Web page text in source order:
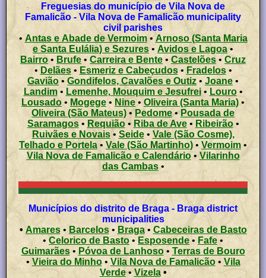
Freguesias do município de Vila Nova de
Famalicão - Vila Nova de Famalicão municipality
civil parishes
• Antas e Abade de Vermoim•Arnoso (Santa Maria
e Santa Eulália) e Sezures• Avidos e Lagoa•
Bairro• Brufe • Carreira e Bente •Castelões • Cruz
• Delães• Esmeriz e Cabeçudos • Fradelos•
Gavião •Gondifelos, Cavalões e Outiz • Joane•
Landim• Lemenhe, Mouquim e Jesufrei• Louro•
Lousado • Mogege • Nine • Oliveira (Santa Maria) •
Oliveira (São Mateus) •Pedome•Pousada de
Saramagos• Requião• Riba de Ave• Ribeirão•
Ruivães e Novais• Seide• Vale (São Cosme),
Telhado e Portela • Vale (São Martinho) • Vermoim •
Vila Nova de Famalicão e Calendário•Vilarinho
das Cambas•
Municípios do distrito de Braga - Braga district
municipalities
• Amares• Barcelos• Braga• Cabeceiras de Basto
•
Celorico de Basto • Esposende • Fafe •
Guimarães• Póvoa de Lanhoso•
Terras de Bouro
• Vieira do Minho• Vila Nova de Famalicão• Vila
Verde•Vizela•